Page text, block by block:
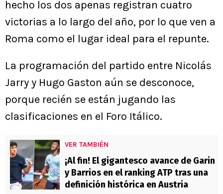
hecho los dos apenas registran cuatro
victorias a lo largo del año, por lo que ven a
Roma como el lugar ideal para el repunte.
La programación del partido entre Nicolás
Jarry y Hugo Gaston aún se desconoce,
porque recién se están jugando las
clasificaciones en el Foro Itálico.
VER TAMBIÉN
¡Al fin! El gigantesco avance de Garin
y Barrios en el ranking ATP tras una
definición histórica en Austria